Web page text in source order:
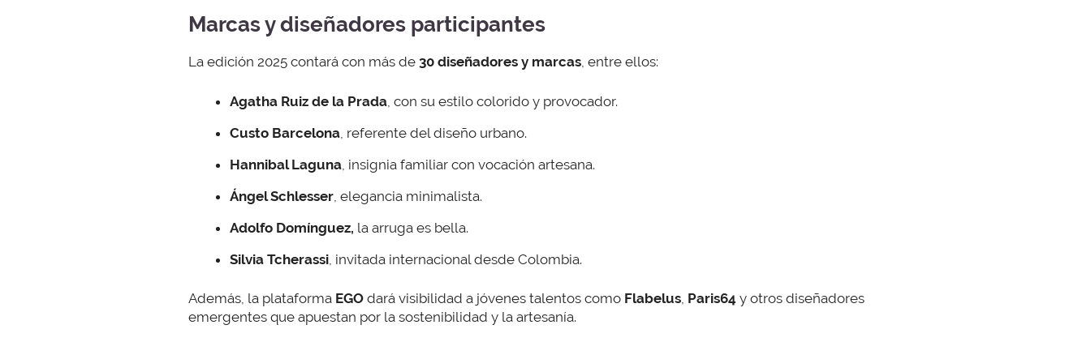
Marcas y diseñadores participantes
La edición 2025 contará con más de 30 diseñadores y marcas, entre ellos:
Agatha Ruiz de la Prada , con su estilo colorido y provocador.
Custo Barcelona , referente del diseño urbano.
Hannibal Laguna , insignia familiar con vocación artesana.
Ángel Schlesser , elegancia minimalista.
Adolfo Domínguez, la arruga es bella.
Silvia Tcherassi , invitada internacional desde Colombia.
Además, la plataforma EGO dará visibilidad a jóvenes talentos como Flabelus, Paris64 y otros diseñadores
emergentes que apuestan por la sostenibilidad y la artesanía.